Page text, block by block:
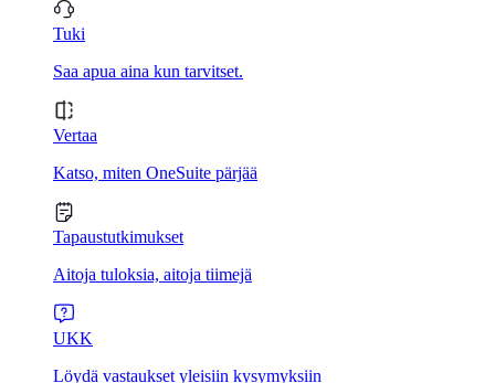
Tuki
Saa apua aina kun tarvitset.
Vertaa
Katso, miten OneSuite pärjää
Tapaustutkimukset
Aitoja tuloksia, aitoja tiimejä
UKK
Löydä vastaukset yleisiin kysymyksiin